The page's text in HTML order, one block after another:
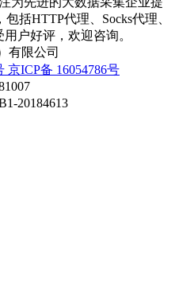
括HTTP代理、Socks代理、
户好评，欢迎咨询。
有限公司
京ICP备 16054786号
20184613